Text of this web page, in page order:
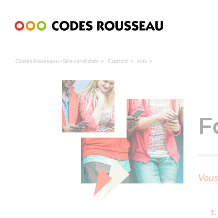
Codes Rousseau - Site candidats Contact avis